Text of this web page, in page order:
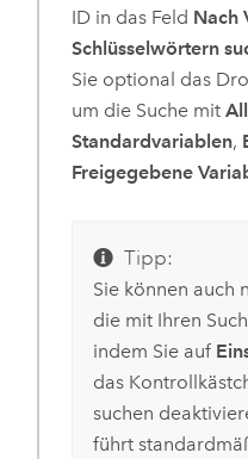
ID in das Feld Nach
Schlüsselwörtern
Sie optional das
um die Suche mit
Standardvariablen,
Freigegebene
Tipp:
Sie können auch
die mit Ihren
indem Sie auf
das
suchen
führt